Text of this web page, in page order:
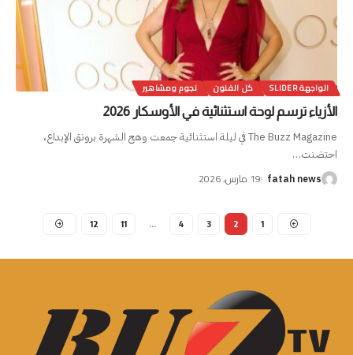
الواجهة SLIDER كل الفنون
نجوم ومشاهير
الأزياء ترسم لوحة استثنائية في الأوسكار 2026
The Buzz Magazine في ليلة استثنائية جمعت وهج الشهرة برونق الإبداع،
احتضنت…
fatah news 19 مارس، 2026
1
2
3
4
…
11
12